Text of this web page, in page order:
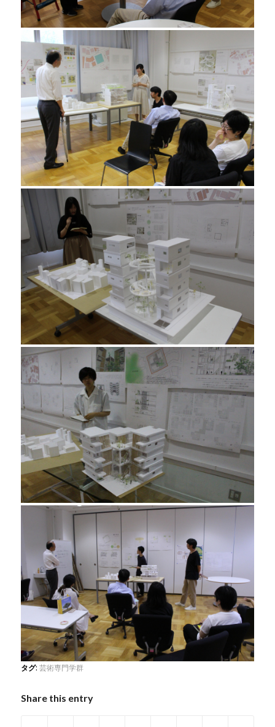
タグ: 芸術専門学群
Share this entry